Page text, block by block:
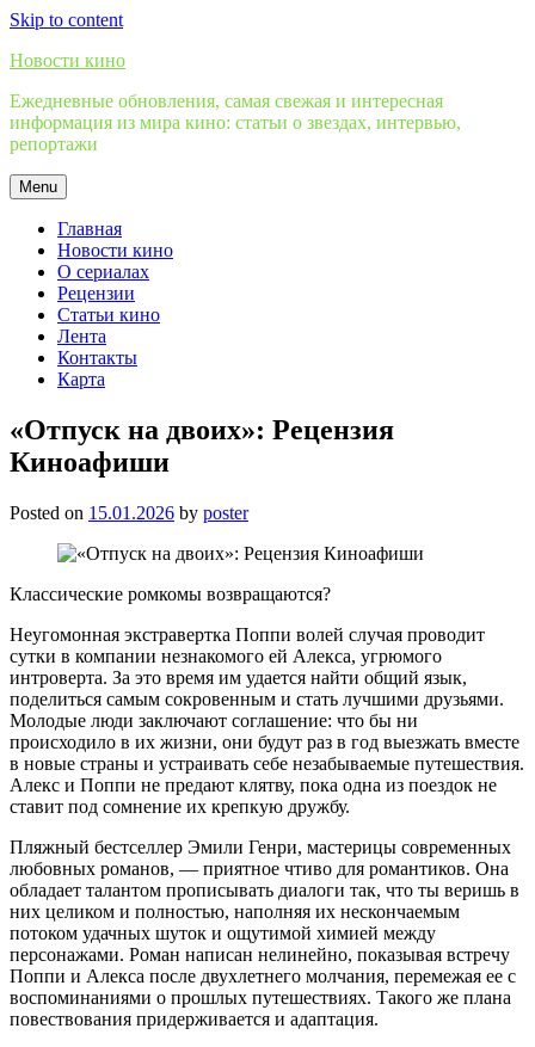
Skip to content
Новости кино
Ежедневные обновления, самая свежая и интересная
информация из мира кино: статьи о звездах, интервью,
репортажи
Menu
Главная
Новости кино
О сериалах
Рецензии
Статьи кино
Лента
Контакты
Карта
«Отпуск на двоих»: Рецензия
Киноафиши
Posted on 15.01.2026 by poster
Классические ромкомы возвращаются?
Неугомонная экстравертка Поппи волей случая проводит
сутки в компании незнакомого ей Алекса, угрюмого
интроверта. За это время им удается найти общий язык,
поделиться самым сокровенным и стать лучшими друзьями.
Молодые люди заключают соглашение: что бы ни
происходило в их жизни, они будут раз в год выезжать вместе
в новые страны и устраивать себе незабываемые путешествия.
Алекс и Поппи не предают клятву, пока одна из поездок не
ставит под сомнение их крепкую дружбу.
Пляжный бестселлер Эмили Генри, мастерицы современных
любовных романов, — приятное чтиво для романтиков. Она
обладает талантом прописывать диалоги так, что ты веришь в
них целиком и полностью, наполняя их нескончаемым
потоком удачных шуток и ощутимой химией между
персонажами. Роман написан нелинейно, показывая встречу
Поппи и Алекса после двухлетнего молчания, перемежая ее с
воспоминаниями о прошлых путешествиях. Такого же плана
повествования придерживается и адаптация.